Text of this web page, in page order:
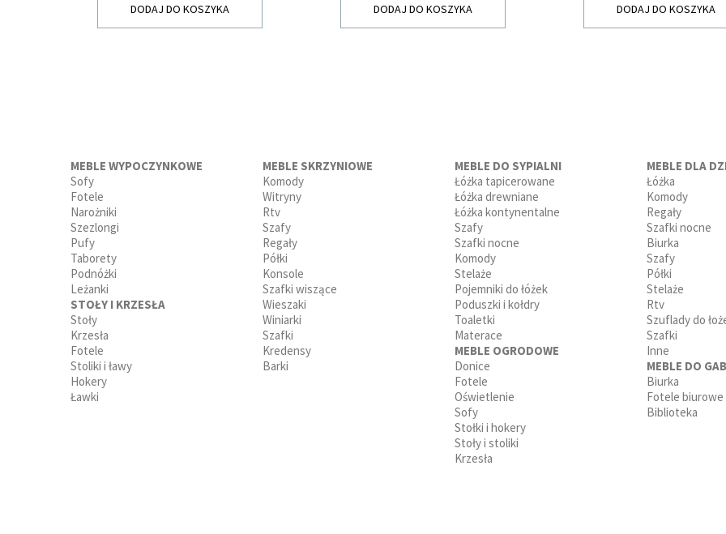
DODAJ DO KOSZYKA DODAJ DO KOSZYKA DODAJ DO KOSZYKA
MEBLE WYPOCZYNKOWE
Sofy
Fotele
Narożniki
Szezlongi
Pufy
Taborety
Podnóżki
Leżanki
STOŁY I KRZESŁA
Stoły
Krzesła
Fotele
Stoliki i ławy
Hokery
Ławki
MEBLE SKRZYNIOWE
Komody
Witryny
Rtv
Szafy
Regały
Półki
Konsole
Szafki wiszące
Wieszaki
Winiarki
Szafki
Kredensy
Barki
MEBLE DO SYPIALNI
Łóżka tapicerowane
Łóżka drewniane
Łóżka kontynentalne
Szafy
Szafki nocne
Komody
Stelaże
Pojemniki do łóżek
Poduszki i kołdry
Toaletki
Materace
MEBLE OGRODOWE
Donice
Fotele
Oświetlenie
Sofy
Stołki i hokery
Stoły i stoliki
Krzesła
MEBLE DLA
Łóżka
Komody
Regały
Szafki nocne
Biurka
Szafy
Półki
Stelaże
Rtv
Szuflady do
Szafki
Inne
MEBLE DO
Biurka
Fotele biurowe
Biblioteka